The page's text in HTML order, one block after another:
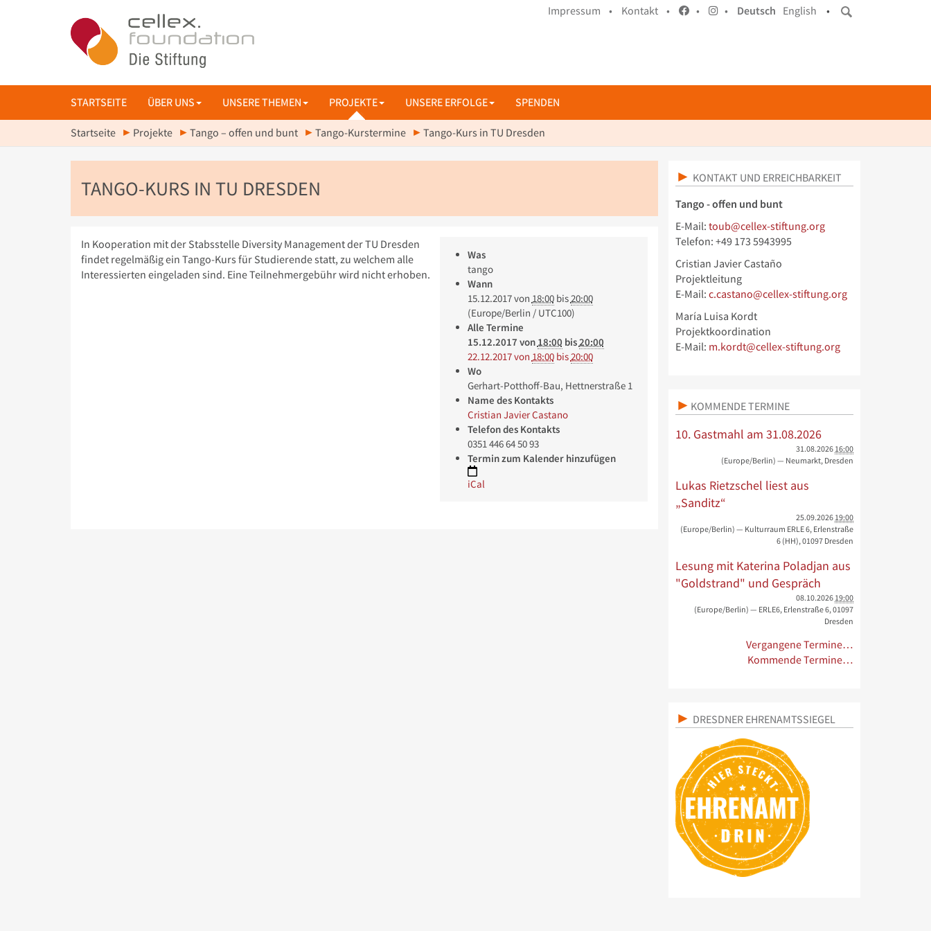
Impressum • Kontakt • • • Deutsch English •
STARTSEITE ÜBER UNS UNSERE THEMEN PROJEKTE UNSERE ERFOLGE SPENDEN
Startseite Projekte Tango – offen und bunt Tango-Kurstermine Tango-Kurs in TU Dresden
TANGO-KURS IN TU DRESDEN
Was
tango
Wann
15.12.2017von 18:00bis20:00
(Europe/Berlin / UTC100)
Alle Termine
15.12.2017 von 18:00 bis20:00
22.12.2017von 18:00bis20:00
Wo
Gerhart-Potthoff-Bau, Hettnerstraße 1
Name des Kontakts
Cristian Javier Castano
Telefon des Kontakts
0351 446 64 50 93
Termin zum Kalender hinzufügen
iCal
In Kooperation mit der Stabsstelle Diversity Management der TU Dresden
findet regelmäßig ein Tango-Kurs für Studierende statt, zu welchem alle
Interessierten eingeladen sind. Eine Teilnehmergebühr wird nicht erhoben.
KONTAKT UND ERREICHBARKEIT
Tango - offen und bunt
E-Mail: toub@cellex-stiftung.org
Telefon: +49 173 5943995
Cristian Javier Castaño
Projektleitung
E-Mail: c.castano@cellex-stiftung.org
María Luisa Kordt
Projektkoordination
E-Mail: m.kordt@cellex-stiftung.org
KOMMENDE TERMINE
10. Gastmahl am 31.08.2026
31.08.2026 16:00
(Europe/Berlin) — Neumarkt, Dresden
Lukas Rietzschel liest aus
„Sanditz“
25.09.2026 19:00
(Europe/Berlin) — Kulturraum ERLE 6, Erlenstraße
6 (HH), 01097 Dresden
Lesung mit Katerina Poladjan aus
"Goldstrand" und Gespräch
08.10.2026 19:00
(Europe/Berlin) — ERLE6, Erlenstraße 6, 01097
Dresden
Vergangene Termine…
Kommende Termine…
DRESDNER EHRENAMTSSIEGEL